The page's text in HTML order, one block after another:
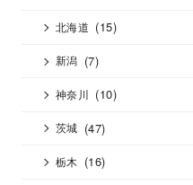
北海道 (15)
新潟 (7)
神奈川 (10)
茨城 (47)
栃木 (16)